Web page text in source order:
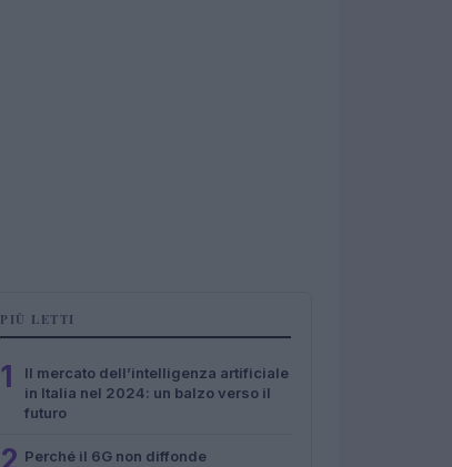
PIÙ LETTI
1
Il mercato dell’intelligenza artificiale
in Italia nel 2024: un balzo verso il
futuro
2 Perché il 6G non diffonde